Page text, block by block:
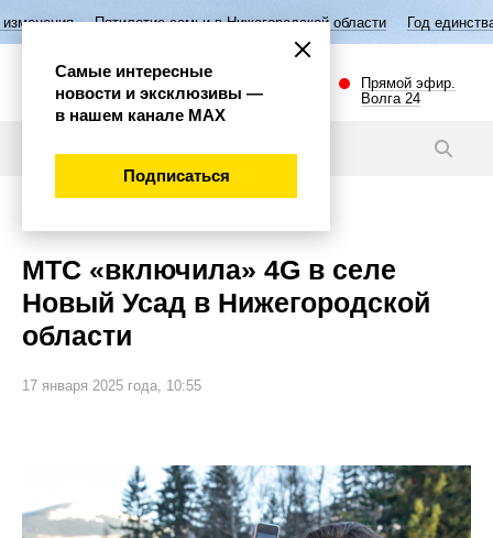
Пятилетие семьи в Нижегородской области Год единства народов
Прямой эфир.
Волга 24
МТС «включила» 4G в селе
Новый Усад в Нижегородской
области
17 января 2025 года, 10:55
Самые интересные
новости и эксклюзивы —
в нашем канале МАХ
Подписаться